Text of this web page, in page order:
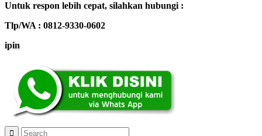
Untuk respon lebih cepat, silahkan hubungi :
Tlp/WA : 0812-9330-0602
ipin